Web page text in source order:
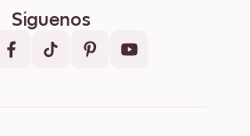
Síguenos